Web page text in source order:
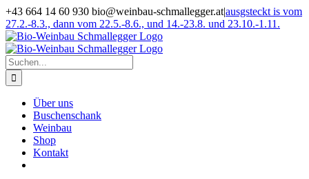
Zum
Inhalt
springen
+43 664 14 60 930 bio@weinbau-schmallegger.at|ausgsteckt is vom
27.2.-8.3., dann vom 22.5.-8.6., und 14.-23.8. und 23.10.-1.11.
Facebook
Instagram
Suche
nach:
Über uns
Buschenschank
Weinbau
Shop
Kontakt